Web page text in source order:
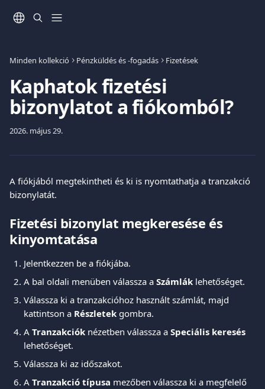
Minden kollekció Pénzküldés és -fogadás Fizetések
Kaphatok fizetési
bizonylatot a fiókomból?
2026. május 29.
A fiókjából megtekintheti és ki is nyomtathatja a tranzakció
bizonylatát.
Fizetési bizonylat megkeresése és
kinyomtatása
Jelentkezzen be a fiókjába.
A bal oldali menüben válassza a Számlák lehetőséget.
Válassza ki a tranzakcióhoz használt számlát, majd
kattintson a Részletek gombra.
A Tranzakciók nézetben válassza a Speciális keresés
lehetőséget.
Válassza ki az időszakot.
A Tranzakció típusa mezőben válassza ki a megfelelő